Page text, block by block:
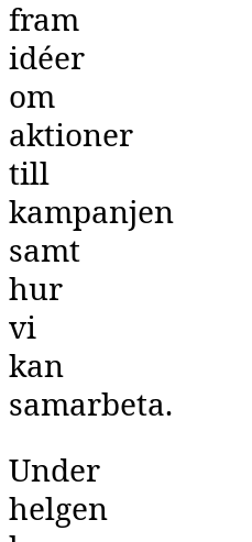
fram
idéer
om
aktioner
till
kampanjen
samt
hur
vi
kan
samarbeta.
Under
helgen